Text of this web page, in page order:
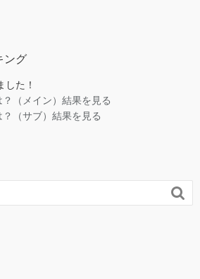
ング
した！
（メイン）結果を見る
（サブ）結果を見る
